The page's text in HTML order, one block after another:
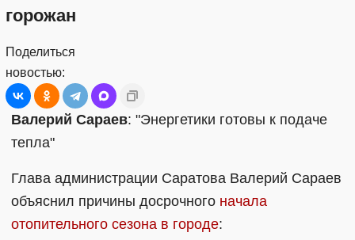
горожан
Поделиться
новостью:
Валерий Сараев: "Энергетики готовы к подаче
тепла"
Глава администрации Саратова Валерий Сараев
объяснил причины досрочного начала
отопительного сезона в городе: